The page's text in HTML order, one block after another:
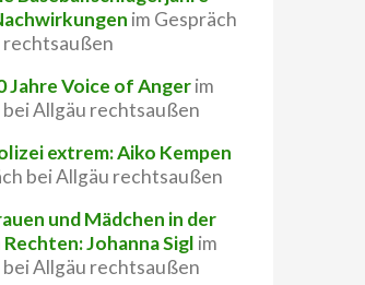
im Gespräch
rechtsaußen
Jahre Voice of Angerim
Allgäu rechtsaußen
extrem: Aiko Kempen
bei Allgäu rechtsaußen
und Mädchen in der
Johanna Sigl im
Allgäu rechtsaußen